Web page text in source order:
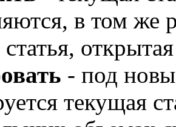
в том же
статья,
- под
текущая